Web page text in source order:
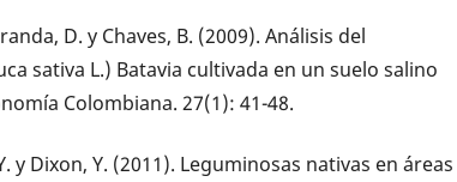
D. y Chaves, B. (2009). Análisis del
sativa L.) Batavia cultivada en un suelo salino
Colombiana. 27(1): 41-48.
y Dixon, Y. (2011). Leguminosas nativas en áreas